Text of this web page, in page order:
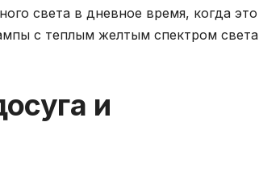
света в дневное время, когда это
с теплым желтым спектром
и